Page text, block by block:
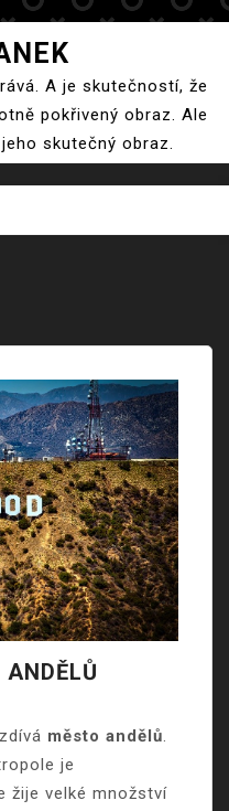
A je skutečností, že
pokřivený obraz. Ale
skutečný obraz.
město andělů.
je
žije velké množství